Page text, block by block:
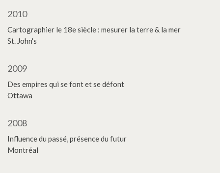
2010
Cartographier le 18e siècle : mesurer la terre & la mer
St. John's
2009
Des empires qui se font et se défont
Ottawa
2008
Influence du passé, présence du futur
Montréal